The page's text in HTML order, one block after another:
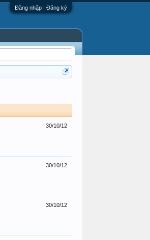
Đăng nhập | Đăng ký
30/10/12
30/10/12
30/10/12